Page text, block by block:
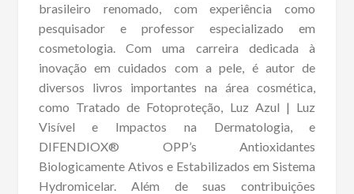
brasileiro renomado, com experiência como
pesquisador e professor especializado em
cosmetologia. Com uma carreira dedicada à
inovação em cuidados com a pele, é autor de
diversos livros importantes na área cosmética,
como Tratado de Fotoproteção, Luz Azul | Luz
Visível e Impactos na Dermatologia, e
DIFENDIOX® OPP’s Antioxidantes
Biologicamente Ativos e Estabilizados em Sistema
Hydromicelar. Além de suas contribuições